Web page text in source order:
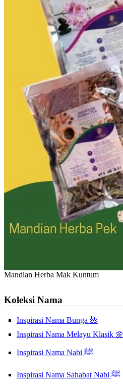
Mandian Herba Mak Kuntum
Koleksi Nama
Inspirasi Nama Bunga 🌺
Inspirasi Nama Melayu Klasik 🌼
Inspirasi Nama Nabi ﷺ
Inspirasi Nama Sahabat Nabi ﷺ